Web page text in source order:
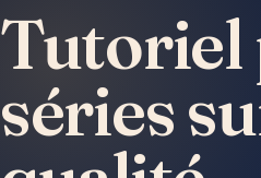
Tutoriel
séries